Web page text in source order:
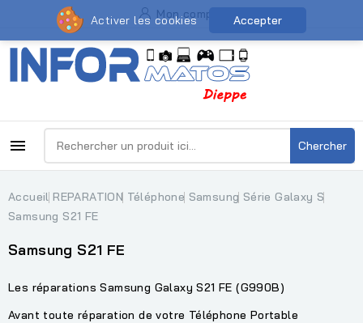
Mon compte
 Chercher
Accueil REPARATION Téléphone Samsung Série Galaxy S
Samsung S21 FE
Samsung S21 FE
Les réparations Samsung Galaxy S21 FE (G990B)
Avant toute réparation de votre Téléphone Portable
Activer les cookies Accepter